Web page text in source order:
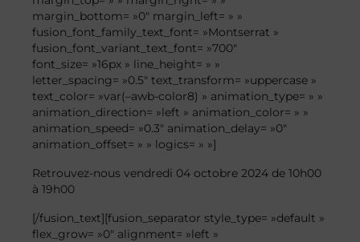
margin_bottom= »0″ margin_left= » »
fusion_font_family_text_font= »Montserrat »
fusion_font_variant_text_font= »700″
font_size= »16px » line_height= » »
letter_spacing= »0.5″ text_transform= »uppercase »
text_color= »var(–awb-color8) » animation_type= » »
animation_direction= »left » animation_color= » »
animation_speed= »0.3″ animation_delay= »0″
animation_offset= » » logics= » »]
Retrouvez-nous vendredi 04 octobre 2024 de 10h00
à 19h00
[/fusion_text][fusion_separator style_type= »default »
flex_grow= »0″ alignment= »left »